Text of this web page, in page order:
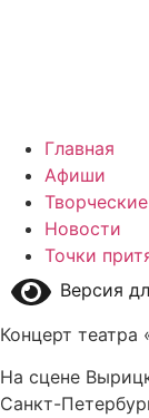
Главная
Афиши
Новости
Точки
Версия
Концерт
На сцене
Санкт-